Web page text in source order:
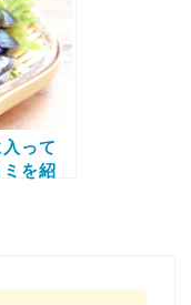
って
を紹